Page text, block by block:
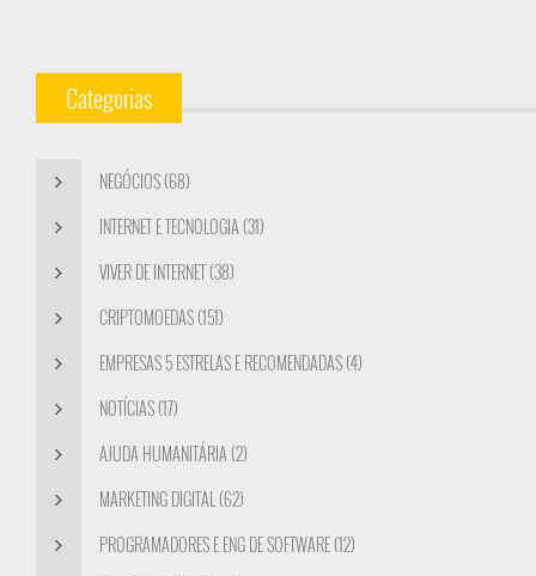
Categorias
NEGÓCIOS (68)
INTERNET E TECNOLOGIA (31)
VIVER DE INTERNET (38)
CRIPTOMOEDAS (151)
EMPRESAS 5 ESTRELAS E RECOMENDADAS (4)
NOTÍCIAS (17)
AJUDA HUMANITÁRIA (2)
MARKETING DIGITAL (62)
PROGRAMADORES E ENG DE SOFTWARE (12)